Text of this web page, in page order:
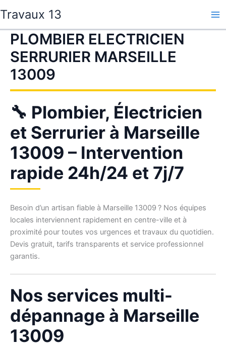
au
contenu
Travaux 13
PLOMBIER ELECTRICIEN
SERRURIER MARSEILLE
13009
🔧 Plombier, Électricien
et Serrurier à Marseille
13009 – Intervention
rapide 24h/24 et 7j/7
Besoin d’un artisan fiable à Marseille 13009 ? Nos équipes
locales interviennent rapidement en centre-ville et à
proximité pour toutes vos urgences et travaux du quotidien.
Devis gratuit, tarifs transparents et service professionnel
garantis.
Nos services multi-
dépannage à Marseille
13009